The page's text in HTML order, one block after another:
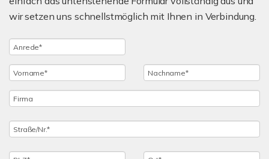
wir setzen uns schnellstmöglich mit Ihnen in Verbindung.